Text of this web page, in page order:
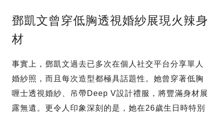
鄧凱文曾穿低胸透視婚紗展現火辣身
材
事實上，鄧凱文過去已多次在個人社交平台分享單人
婚紗照，而且每次造型都極具話題性。她曾穿著低胸
喱士透視婚紗、吊帶Deep V設計禮服，將豐滿身材展
露無遺。更令人印象深刻的是，她在26歲生日時特別